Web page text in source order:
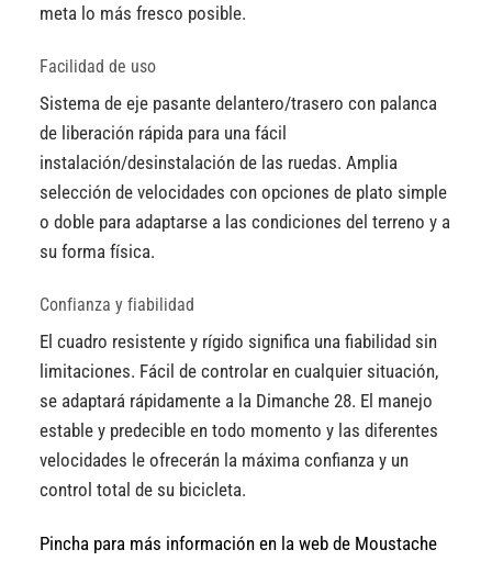
meta lo más fresco posible.
Facilidad de uso
Sistema de eje pasante delantero/trasero con palanca
de liberación rápida para una fácil
instalación/desinstalación de las ruedas. Amplia
selección de velocidades con opciones de plato simple
o doble para adaptarse a las condiciones del terreno y a
su forma física.
Confianza y fiabilidad
El cuadro resistente y rígido significa una fiabilidad sin
limitaciones. Fácil de controlar en cualquier situación,
se adaptará rápidamente a la Dimanche 28. El manejo
estable y predecible en todo momento y las diferentes
velocidades le ofrecerán la máxima confianza y un
control total de su bicicleta.
Pincha para más información en la web de Moustache